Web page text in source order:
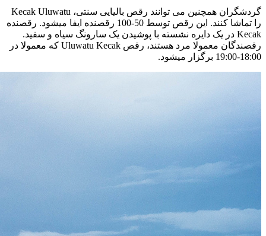
گردشگران همچنین می توانند رقص بالیایی سنتی، Kecak Uluwatu
را تماشا کنند. این رقص توسط 50-100 رقصنده ایفا میشود. رقصنده
Kecak در یک دایره نشسته با پوشیدن یک سارونگ سیاه و سفید.
رقصندگان معمولا مرد هستند، رقص Uluwatu Kecak که معمولا در
18:00-19:00 برگزار میشود.